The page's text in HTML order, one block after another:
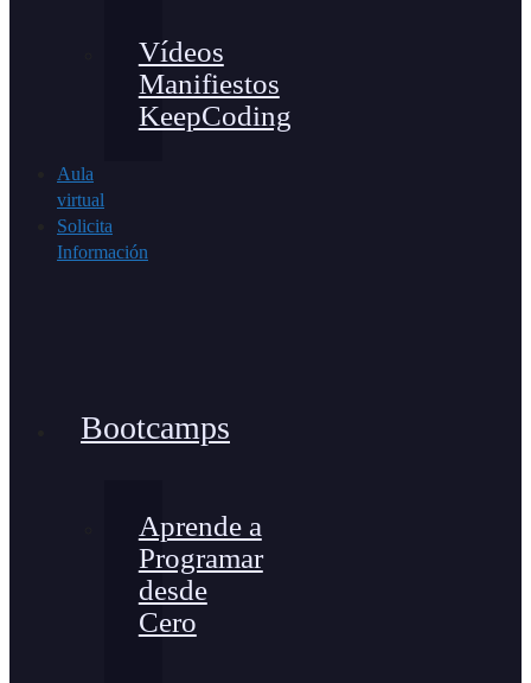
Vídeos
Manifiestos
KeepCoding
Aula
virtual
Solicita
Información
Bootcamps
Aprende a
Programar
desde
Cero